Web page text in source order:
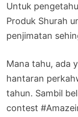
Untuk
Produk Shurah
penjimatan
Mana tahu, ada
hantaran
tahun. Sambil
contest